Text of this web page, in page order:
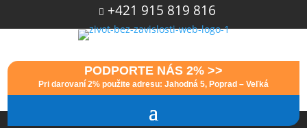
 +421 915 819 816
PODPORTE NÁS 2% >>
Pri darovaní 2% použite adresu: Jahodná 5, Poprad – Veľká